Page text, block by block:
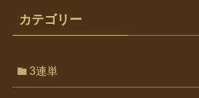
カテゴリー
3連単